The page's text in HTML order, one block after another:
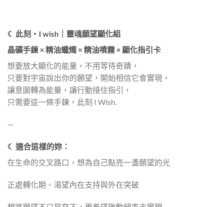
☾ 此刻・I wish｜靈魂願望顯化組
晶礦手鍊 × 精油蠟燭 × 精油噴霧 × 顯化指引卡
想要放大顯化的能量，不用等待奇蹟，
只要對宇宙說出你的願望，開始相信它會實現，
讓意圖轉為能量，讓行動接住指引，
只需要這一條手鍊，此刻 I Wish.
—
☾ 適合這樣的妳：
在生命的交叉路口，想為自己點亮一盞願望的光
正處轉化期、渴望內在支持與外在突破